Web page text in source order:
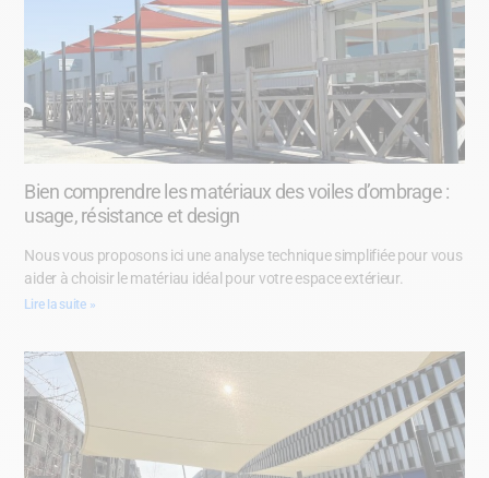
Bien comprendre les matériaux des voiles d’ombrage :
usage, résistance et design
Nous vous proposons ici une analyse technique simplifiée pour vous
aider à choisir le matériau idéal pour votre espace extérieur.
Lire la suite »